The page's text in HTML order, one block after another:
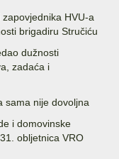
HVU-a
brigadiru Stručiću
dužnosti
zadaća i
sama nije dovoljna
i domovinske
obljetnica VRO